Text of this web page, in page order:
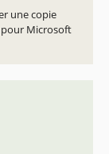
une copie
pour Microsoft